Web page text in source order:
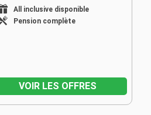
All inclusive disponible
Pension complète
VOIR LES OFFRES